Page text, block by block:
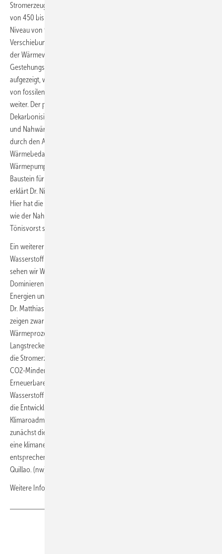
Stromerzeugung mit einem Plus von 100 bis 150 Prozent bei Wind und
von 450 bis 700 Prozent bei Photovoltaik gegenüber dem heutigen
Niveau von 947 GWh zu erkennen. „Wir sehen eine deutliche
Verschiebung des Energieträgers Erdgas und Öl in Richtung Strom bei
der Wärmeversorgung und für den Verkehr. Unsere Analysen der
Gestehungskosten von Energie und Mobilität haben deutlich
aufgezeigt, wie sich die Wirtschaftlichkeit der Technologieoptionen
von fossilen zu erneuerbaren Energien verschiebt“, so Paul Jüngst
weiter. Der prognostizierte Rückgang bei Erdgas entspricht den
Dekarbonisierungszielen und geht mit neuen Chancen für die Fern-
und Nahwärmenutzung einher. „Die regionale Wärmeversorgung
durch den Aufbau von Wärmenetzen in Gebieten mit einer hohen
Wärmebedarfsdichte und die steigende Bedeutung von
Wärmepumpen gerade auch im Gebäudesektor wird ein wesentlicher
Baustein für unsere weiteren Klimaneutralitäts-Anstrengungen sein“,
erklärt Dr. Niklas Rotering, Kompetenzbereichsleiter Kundenlösungen.
Hier hat die NEW bereits mit der Umsetzung erster Projekte begonnen,
wie der Nah- / Fernwärmeversorgung in Mönchengladbach und
Tönisvorst sowie Contracting-Angeboten für Endkunden.
Ein weiterer Fokus der Analyse von Trianel war die Bedeutung von
Wasserstoff für klimaneutrale Zukunft am Niederrhein. „Insgesamt
sehen wir Wasserstoff für die Region noch als ein Nischenthema an.
Dominieren wird die Bedeutung von Strom aus erneuerbaren
Energien und deren direkte Nutzung für Gebäude und Verkehr“, hebt
Dr. Matthias Leuthold, Leiter Flexstore bei Trianel hervor. Die Szenarien
zeigen zwar eine zunehmende Bedeutung von Wasserstoff für
Wärmeprozesse über 150 Grad und perspektivisch auch für die
Langstrecken- und Schwerlastlogistik und als Backup-Funktionen für
die Stromerzeugung ab 2050, allerdings sind hier mittelfristig nicht die
CO2-Minderungspotenziale zu heben, wie mit dem Ausbau der
Erneuerbaren und dem Umbau der Wärmeversorgung. „Wir werden
Wasserstoff als Zukunftsoption weiter betrachten, warten hier aber
die Entwicklungen ab. Mit der Weiterentwicklung unserer
Klimaroadmap schaffen wir mit Hilfe der Expertise von Trianel
zunächst die Grundlagen, um weitere strategische Entscheidungen für
eine klimaneutrale Zukunft am Niederrhein zu legen und
entsprechend den Fortschritten weiterzuentwickeln“, so Daniel
Quillao. (nw)
Weitere Informationen